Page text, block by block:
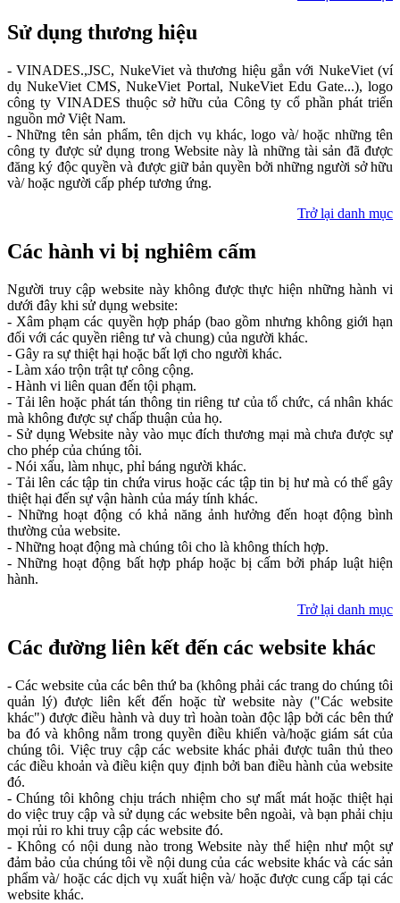
Sử dụng thương hiệu
- VINADES.,JSC, NukeViet và thương hiệu gắn với NukeViet (ví
dụ NukeViet CMS, NukeViet Portal, NukeViet Edu Gate...), logo
công ty VINADES thuộc sở hữu của Công ty cổ phần phát triển
nguồn mở Việt Nam.
- Những tên sản phẩm, tên dịch vụ khác, logo và/ hoặc những tên
công ty được sử dụng trong Website này là những tài sản đã được
đăng ký độc quyền và được giữ bản quyền bởi những người sở hữu
và/ hoặc người cấp phép tương ứng.
Trở lại danh mục
Các hành vi bị nghiêm cấm
Người truy cập website này không được thực hiện những hành vi
dưới đây khi sử dụng website:
- Xâm phạm các quyền hợp pháp (bao gồm nhưng không giới hạn
đối với các quyền riêng tư và chung) của người khác.
- Gây ra sự thiệt hại hoặc bất lợi cho người khác.
- Làm xáo trộn trật tự công cộng.
- Hành vi liên quan đến tội phạm.
- Tải lên hoặc phát tán thông tin riêng tư của tổ chức, cá nhân khác
mà không được sự chấp thuận của họ.
- Sử dụng Website này vào mục đích thương mại mà chưa được sự
cho phép của chúng tôi.
- Nói xấu, làm nhục, phỉ báng người khác.
- Tải lên các tập tin chứa virus hoặc các tập tin bị hư mà có thể gây
thiệt hại đến sự vận hành của máy tính khác.
- Những hoạt động có khả năng ảnh hưởng đến hoạt động bình
thường của website.
- Những hoạt động mà chúng tôi cho là không thích hợp.
- Những hoạt động bất hợp pháp hoặc bị cấm bởi pháp luật hiện
hành.
Trở lại danh mục
Các đường liên kết đến các website khác
- Các website của các bên thứ ba (không phải các trang do chúng tôi
quản lý) được liên kết đến hoặc từ website này ("Các website
khác") được điều hành và duy trì hoàn toàn độc lập bởi các bên thứ
ba đó và không nằm trong quyền điều khiển và/hoặc giám sát của
chúng tôi. Việc truy cập các website khác phải được tuân thủ theo
các điều khoản và điều kiện quy định bởi ban điều hành của website
đó.
- Chúng tôi không chịu trách nhiệm cho sự mất mát hoặc thiệt hại
do việc truy cập và sử dụng các website bên ngoài, và bạn phải chịu
mọi rủi ro khi truy cập các website đó.
- Không có nội dung nào trong Website này thể hiện như một sự
đảm bảo của chúng tôi về nội dung của các website khác và các sản
phẩm và/ hoặc các dịch vụ xuất hiện và/ hoặc được cung cấp tại các
website khác.